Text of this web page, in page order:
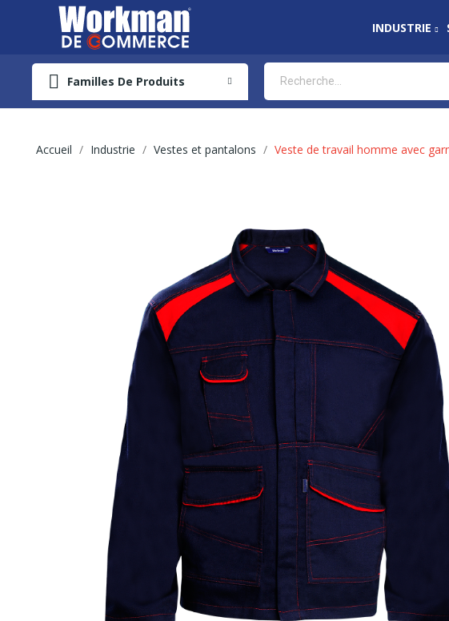
INDUSTRIE
Familles De Produits
Accueil Industrie Vestes et pantalons Veste de travail homme avec